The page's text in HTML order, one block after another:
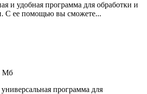
и удобная программа для обработки и
С ее помощью вы сможете...
Мб
программа для